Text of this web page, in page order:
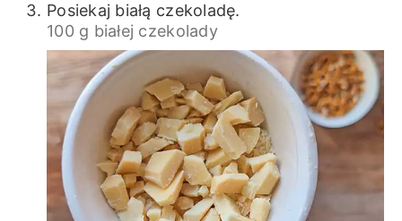
Posiekaj białą czekoladę.
100 g białej czekolady